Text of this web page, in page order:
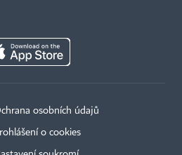
osobních údajů
o cookies